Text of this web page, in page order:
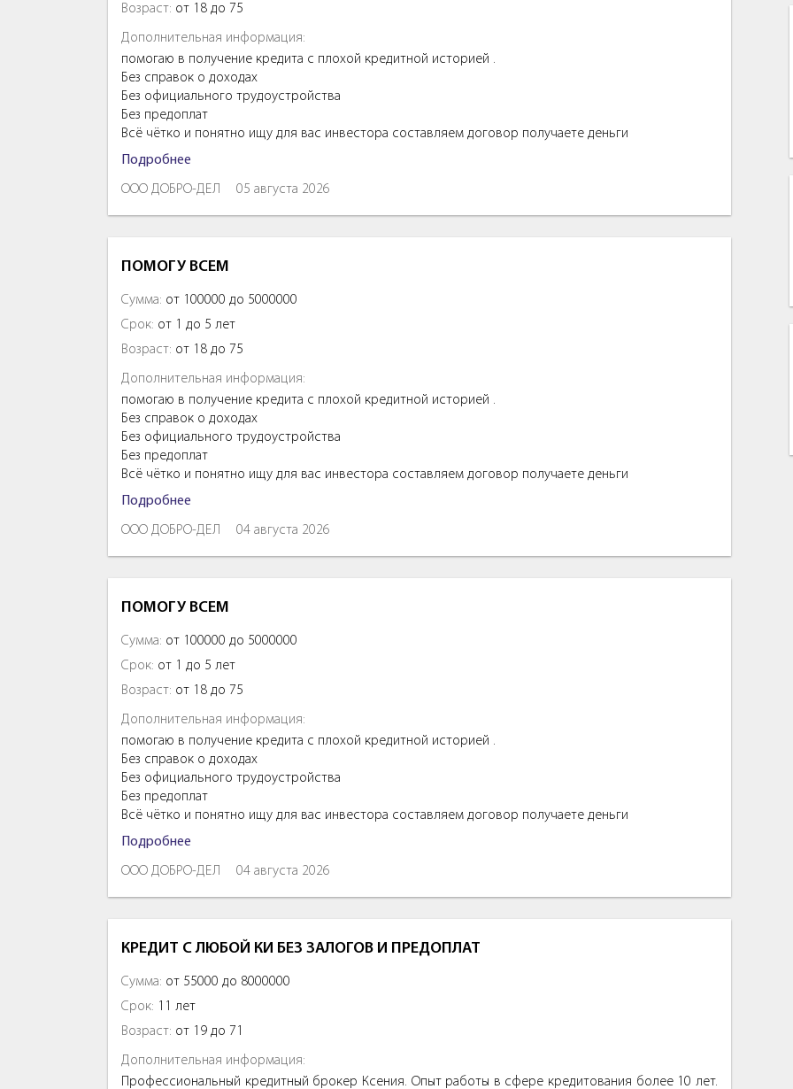
Возраст: от 18 до 75
Дополнительная информация:
помогаю в получение кредита с плохой кредитной историей .
Без справок о доходах
Без официального трудоустройства
Без предоплат
Всё чётко и понятно ищу для вас инвестора составляем договор получаете деньги
Подробнее
ООО ДОБРО-ДЕЛ 05 августа 2026
ПОМОГУ ВСЕМ
Сумма: от 100000 до 5000000
Срок: от 1 до 5 лет
Возраст: от 18 до 75
Дополнительная информация:
помогаю в получение кредита с плохой кредитной историей .
Без справок о доходах
Без официального трудоустройства
Без предоплат
Всё чётко и понятно ищу для вас инвестора составляем договор получаете деньги
Подробнее
ООО ДОБРО-ДЕЛ 04 августа 2026
ПОМОГУ ВСЕМ
Сумма: от 100000 до 5000000
Срок: от 1 до 5 лет
Возраст: от 18 до 75
Дополнительная информация:
помогаю в получение кредита с плохой кредитной историей .
Без справок о доходах
Без официального трудоустройства
Без предоплат
Всё чётко и понятно ищу для вас инвестора составляем договор получаете деньги
Подробнее
ООО ДОБРО-ДЕЛ 04 августа 2026
КРЕДИТ С ЛЮБОЙ КИ БЕЗ ЗАЛОГОВ И ПРЕДОПЛАТ
Сумма: от 55000 до 8000000
Срок: 11 лет
Возраст: от 19 до 71
Дополнительная информация:
Профессиональный кредитный брокер Ксения. Опыт работы в сфере кредитования более 10 лет.